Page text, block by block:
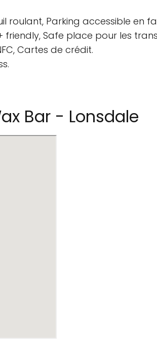
roulant, Parking accessible en
friendly, Safe place pour les
Cartes de crédit.
Bar - Lonsdale